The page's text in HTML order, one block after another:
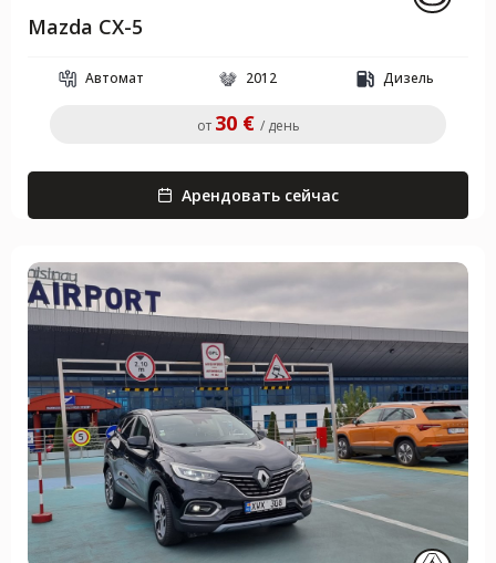
Mazda CX-5
Автомат 2012 Дизель
от 30 € / день
Арендовать сейчас